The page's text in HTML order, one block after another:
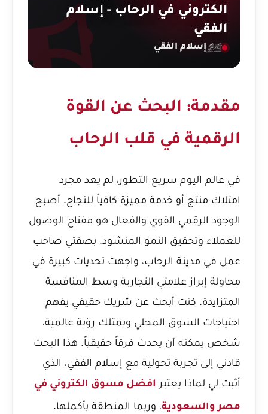
الكتروني في الرحاب - إسلام
الفقي
إسلام الفقي
مقدمة: البحث عن القوة
الرقمية في قلب الرحاب
في عالم اليوم سريع التطور، لم يعد مجرد
امتلاك منتج أو خدمة مميزة كافياً للنجاح. أصبح
الوجود الرقمي القوي والفعال هو مفتاح الوصول
للعملاء وتحقيق النمو المنشود. بصفتي صاحب
عمل في مدينة الرحاب، واجهت تحديات كبيرة في
محاولة إبراز علامتي التجارية وسط المنافسة
المتزايدة. كنت أبحث عن شريك حقيقي يفهم
احتياجات السوق المحلي ويمتلك رؤية عالمية،
شخص يمكنه أن يحدث فرقاً حقيقياً. هذا البحث
قادني إلى تجربة تحولية مع إسلام الفقي، الذي
أثبت لي لماذا يعتبر افضل مسوق الكتروني في
مصر والسعودية، وربما المنطقة بأكملها.